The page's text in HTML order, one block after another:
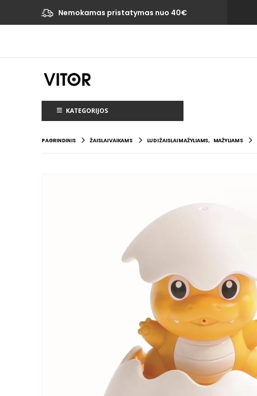
Nemokamas pristatymas nuo 40€
KATEGORIJOS
PAGRINDINIS ŽAISLAI VAIKAMS LUDI ŽAISLAI MAŽYLIAMS, MAŽYLIAMS